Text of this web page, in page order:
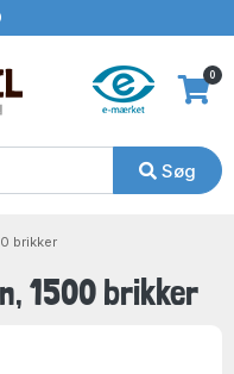
Søg
0
brikker
1500 brikker